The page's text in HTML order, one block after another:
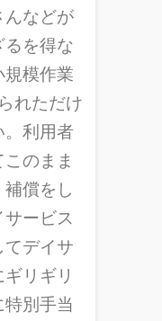
んなどが
を得な
模作業
れただけ
。利用者
のまま
償をし
ービス
デイサ
リギリ
別手当